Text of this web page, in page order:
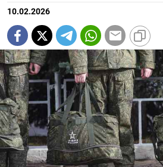
10.02.2026